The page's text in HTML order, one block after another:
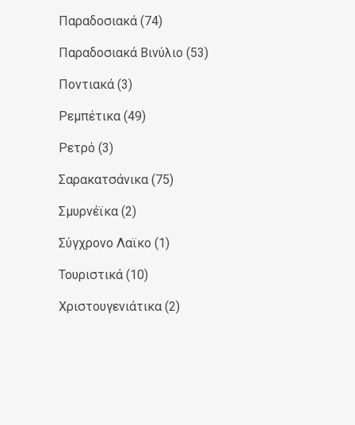
Παραδοσιακά (74)
Παραδοσιακά Βινύλιο (53)
Ποντιακά (3)
Ρεμπέτικα (49)
Ρετρό (3)
Σαρακατσάνικα (75)
Σμυρνέϊκα (2)
Σύγχρονο Λαϊκο (1)
Τουριστικά (10)
Χριστουγενιάτικα (2)